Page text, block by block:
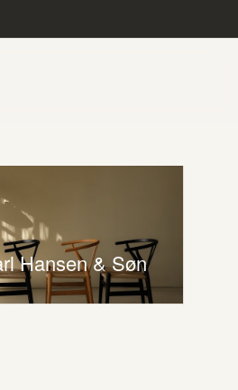
Hansen & Søn